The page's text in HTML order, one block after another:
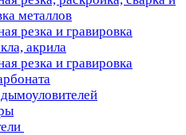
металлов
резка и гравировка
акрила
резка и гравировка